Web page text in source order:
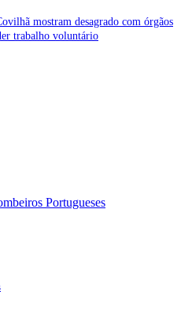
mostram desagrado com órgãos
trabalho voluntário